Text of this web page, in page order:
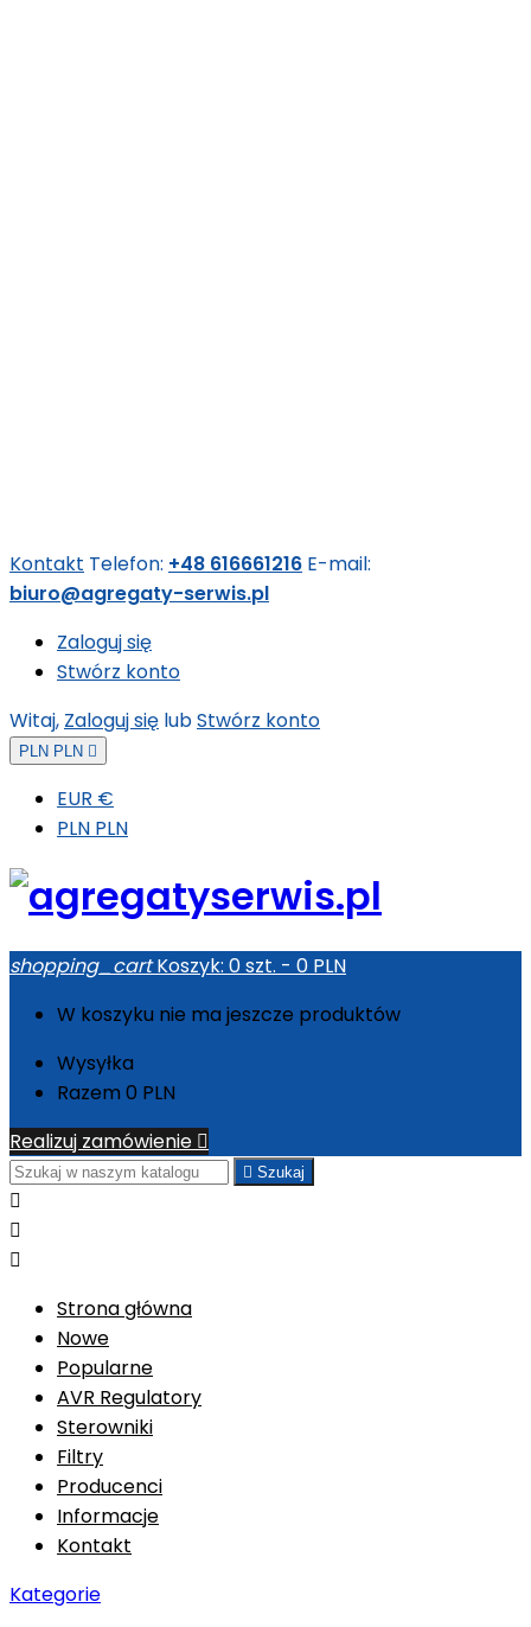
Kontakt Telefon: +48 616661216 E-mail:
biuro@agregaty-serwis.pl
Zaloguj się
Stwórz konto
Witaj, Zaloguj się lubStwórz konto
PLN PLN 
EUR €
PLN PLN
shopping_cart Koszyk: 0szt. - 0 PLN
W koszyku nie ma jeszcze produktów
Wysyłka
Razem 0 PLN
Realizuj zamówienie 
 Szukaj



Strona główna
Nowe
Popularne
AVR Regulatory
Sterowniki
Filtry
Producenci
Informacje
Kontakt
Kategorie